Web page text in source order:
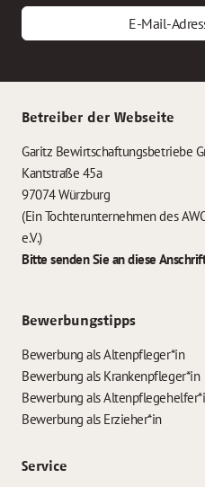
E-Mail-
Betreiber der Webseite
Garitz Bewirtschaftungsbetriebe
Kantstraße 45a
97074 Würzburg
(Ein Tochterunternehmen des
e.V.)
Bitte senden Sie an diese
Bewerbungstipps
Bewerbung als Altenpfleger*in
Bewerbung als Krankenpfleger*in
Bewerbung als
Bewerbung als Erzieher*in
Service